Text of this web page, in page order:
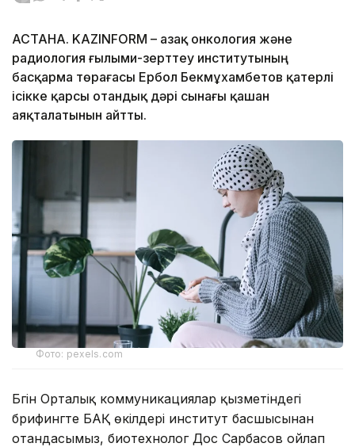
АСТАНА. KAZINFORM – Қазақ онкология және
радиология ғылыми-зерттеу институтының
басқарма төрағасы Ербол Бекмұхамбетов қатерлі
ісікке қарсы отандық дәрі сынағы қашан
аяқталатынын айтты.
Фото: pexels.com
Бүгін Орталық коммуникациялар қызметіндегі
брифингте БАҚ өкілдері институт басшысынан
отандасымыз, биотехнолог Дос Сарбасов ойлап